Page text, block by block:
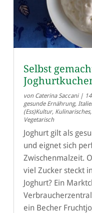
Selbst
von Caterina Saccani|
gesunde Ernährung,
(Ess)Kultur, Kulinarisches,
Vegetarisch
Joghurt gilt als
und eignet sich
Zwischenmalzeit.
viel Zucker steckt
Joghurt? Ein
ein Becher